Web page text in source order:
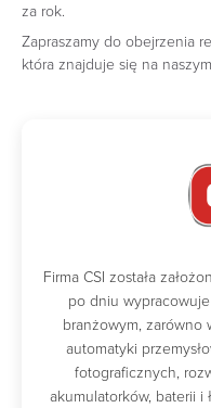
za rok.
Zapraszamy do obejrzenia
która znajduje się na naszym
Firma CSI została
po dniu
branżowym, zarówno
automatyki
fotograficznych,
akumulatorków, baterii i